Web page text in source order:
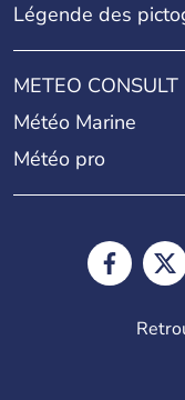
Légende des
METEO CONSULT
Météo Marine
Météo pro